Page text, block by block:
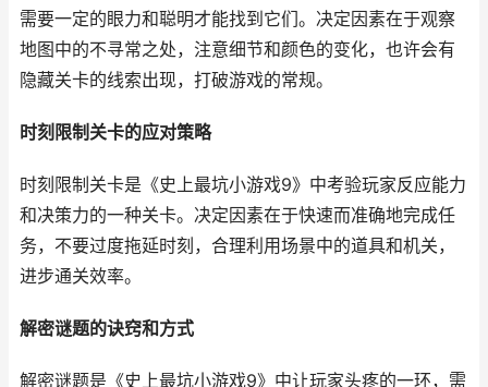
需要一定的眼力和聪明才能找到它们。决定因素在于观察
地图中的不寻常之处，注意细节和颜色的变化，也许会有
隐藏关卡的线索出现，打破游戏的常规。
时刻限制关卡的应对策略
时刻限制关卡是《史上最坑小游戏9》中考验玩家反应能力
和决策力的一种关卡。决定因素在于快速而准确地完成任
务，不要过度拖延时刻，合理利用场景中的道具和机关，
进步通关效率。
解密谜题的诀窍和方式
解密谜题是《史上最坑小游戏9》中让玩家头疼的一环，需